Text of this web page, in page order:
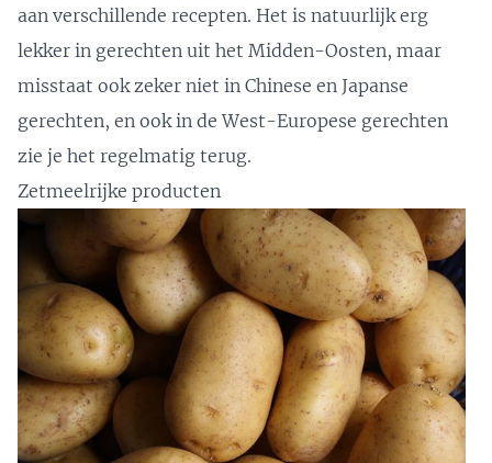
aan verschillende recepten. Het is natuurlijk erg
lekker in gerechten uit het Midden-Oosten, maar
misstaat ook zeker niet in Chinese en Japanse
gerechten, en ook in de West-Europese gerechten
zie je het regelmatig terug.
Zetmeelrijke producten